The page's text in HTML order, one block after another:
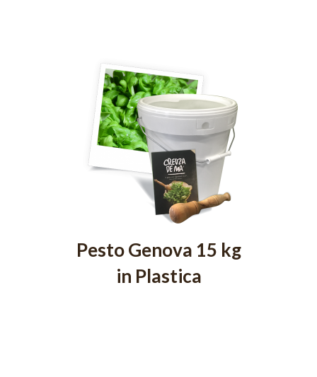
Pesto Genova 15 kg
in Plastica